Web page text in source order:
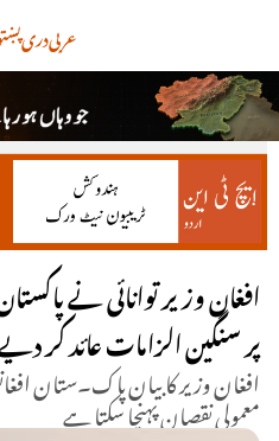
دریعربی
افغان وزیر توانائی نے
پر سنگین الزامات عائد کر
افغان وزیر کا بیان پاک۔ستان
معمولی نقصان پہنچا سکتا ہے